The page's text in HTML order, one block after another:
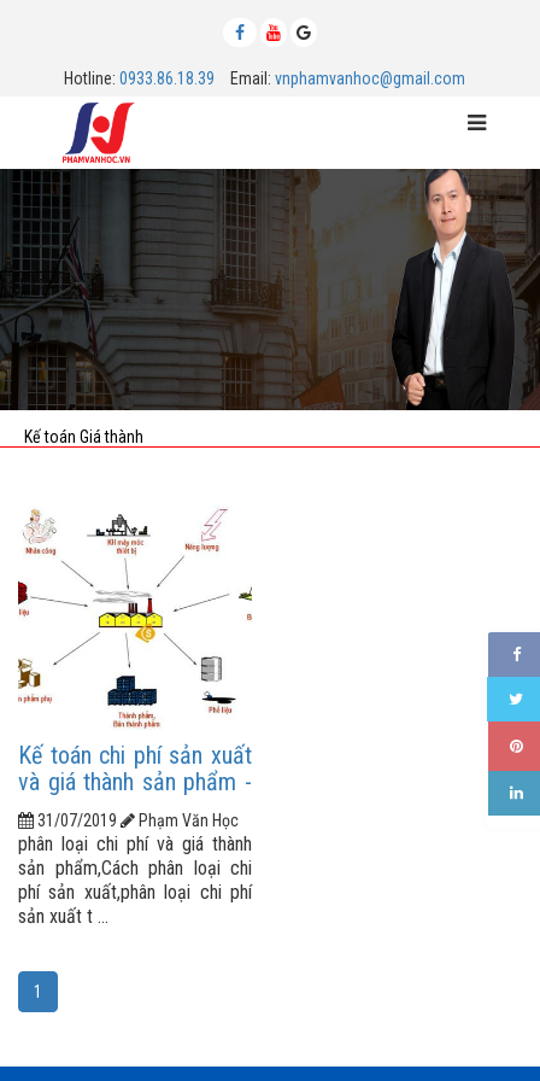
Hotline: 0933.86.18.39 Email: vnphamvanhoc@gmail.com
Kế toán Giá thành
Kế toán chi phí sản xuất
và giá thành sản phẩm -
Phần 1
31/07/2019 Phạm Văn Học
phân loại chi phí và giá thành
sản phẩm,Cách phân loại chi
phí sản xuất,phân loại chi phí
sản xuất t ...
1